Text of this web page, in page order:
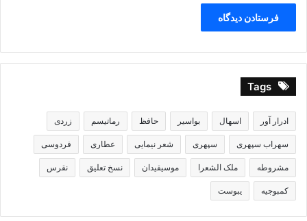
Tags
ادرار آور اسهال بواسیر حافظ رماتیسم زردی
سهراب سپهری سپهری شعر نیمایی عطاری فردوسی
مشروطه ملک الشعرا موسیقیدان نسخ تعلیق نقرس
کمبوجیه یبوست